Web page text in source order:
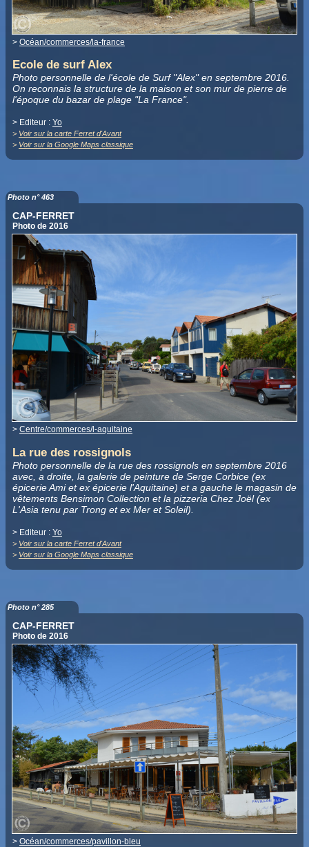
> Océan/commerces/la-france
Ecole de surf Alex
Photo personnelle de l'école de Surf "Alex" en septembre 2016.
On reconnais la structure de la maison et son mur de pierre de
l'époque du bazar de plage "La France".
> Editeur : Yo
> Voir sur la carte Ferret d'Avant
> Voir sur la Google Maps classique
Photo n° 463
CAP-FERRET
Photo de 2016
> Centre/commerces/l-aquitaine
La rue des rossignols
Photo personnelle de la rue des rossignols en septembre 2016
avec, a droite, la galerie de peinture de Serge Corbice (ex
épicerie Ami et ex épicerie l'Aquitaine) et a gauche le magasin de
vêtements Bensimon Collection et la pizzeria Chez Joël (ex
L'Asia tenu par Trong et ex Mer et Soleil).
> Editeur : Yo
> Voir sur la carte Ferret d'Avant
> Voir sur la Google Maps classique
Photo n° 285
CAP-FERRET
Photo de 2016
> Océan/commerces/pavillon-bleu